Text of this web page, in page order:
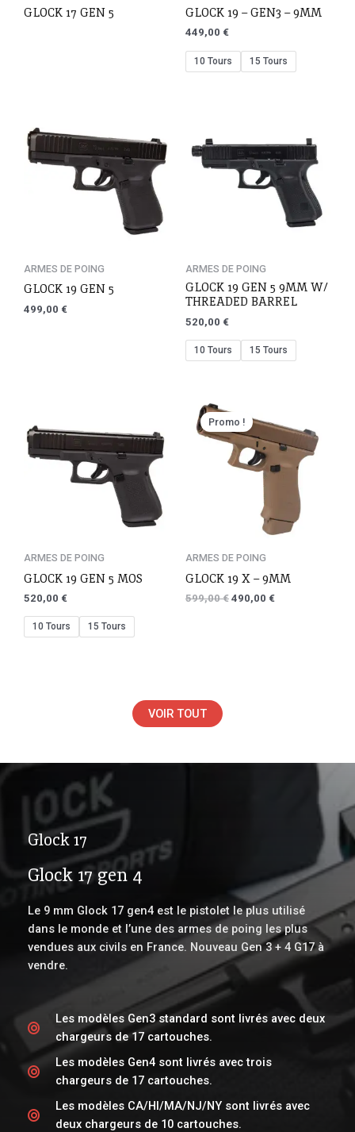
GLOCK 17 GEN 5 GLOCK 19 – GEN3 – 9MM
449,00 €
10 Tours 15 Tours
ARMES DE POING
GLOCK 19 GEN 5
499,00 €
ARMES DE POING
GLOCK 19 GEN 5 9MM W/
THREADED BARREL
520,00 €
10 Tours 15 Tours
ARMES DE POING
GLOCK 19 GEN 5 MOS
520,00 €
10 Tours 15 Tours
Promo !
ARMES DE POING
GLOCK 19 X – 9MM
599,00€ 490,00 €
VOIR TOUT
Glock 17
Glock 17 gen 4
Le 9 mm Glock 17 gen4 est le pistolet le plus utilisé
dans le monde et l’une des armes de poing les plus
vendues aux civils en France. Nouveau Gen 3 + 4 G17 à
vendre.
Les modèles Gen3 standard sont livrés avec deux
chargeurs de 17 cartouches.
Les modèles Gen4 sont livrés avec trois
chargeurs de 17 cartouches.
Les modèles CA/HI/MA/NJ/NY sont livrés avec
deux chargeurs de 10 cartouches.